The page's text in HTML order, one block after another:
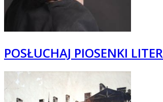
POSŁUCHAJ PIOSENKI